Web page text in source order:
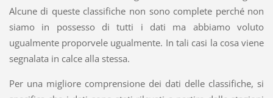
Alcune di queste classifiche non sono complete perché non
siamo in possesso di tutti i dati ma abbiamo voluto
ugualmente proporvele ugualmente. In tali casi la cosa viene
segnalata in calce alla stessa.
Per una migliore comprensione dei dati delle classifiche, si